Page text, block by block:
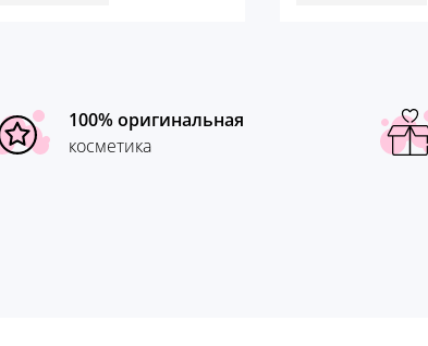
100% оригинальная
косметика